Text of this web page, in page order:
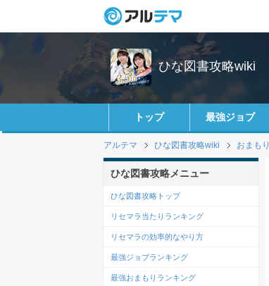
ひな図書攻略wiki
トップ 最強ジョブ
アルテマ ひな図書攻略wiki おまもり
ひな図書攻略メニュー
ひな図書攻略トップ
リセマラ当たりランキング
リセマラの効率的なやり方
最強ジョブランキング
最強おまもりランキング